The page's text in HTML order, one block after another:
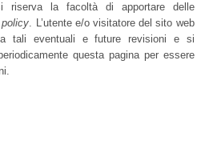
riserva la facoltà di apportare delle
. L’utente e/o visitatore del sito web
tali eventuali e future revisioni e si
questa pagina per essere